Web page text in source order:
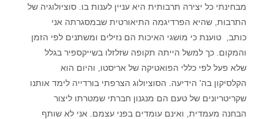
מבחינתי כל יצירה תרבותית היא עניין לענות בו. סוציולוגיה של
התרבות, שהיא הפרדיגמה התיאורטית שבמסגרתה אני
כותב, טוענת כי מושגי האיכות הם נזילים ומשתנים לפי הזמן
והמקום. כך למשל הייתה תקופה שזלזלו בשייקספיר בגלל
שלא פעל לפי כללי הפואטיקה של אריסטו, והיום הוא
הקלסיקון בה' הידיעה. הסוציולוג הצרפתי בורדייה לימד אותנו
שקריטריונים של טעם הם מנגנון חברתי שמטרתו ליצור
הבחנה מעמדית, ואינם עומדים בפני עצמם. אני לא שותף